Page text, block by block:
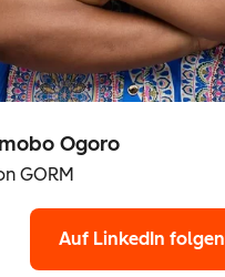
Ogoro
GORM
Auf LinkedIn folgen